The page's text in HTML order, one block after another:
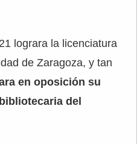
lograra la licenciatura
de Zaragoza, y tan
en oposición su
del